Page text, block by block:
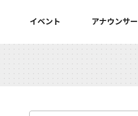
イベント アナウンサー